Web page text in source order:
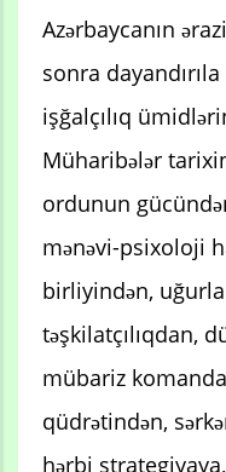
Azərbaycanın
sonra
işğalçılıq
Müharibələr
ordunun
mənəvi-psixoloji
birliyindən,
təşkilatçılıqdan,
mübariz
qüdrətindən,
hərbi